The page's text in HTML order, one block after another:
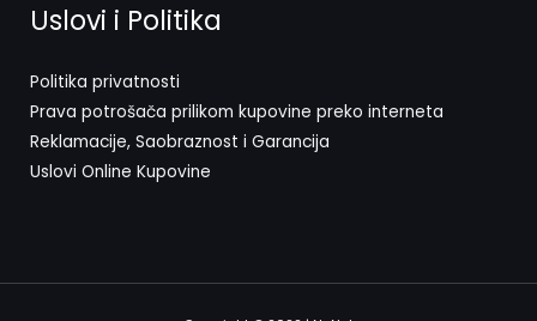
Uslovi i Politika
Politika privatnosti
Prava potrošača prilikom kupovine preko interneta
Reklamacije, Saobraznost i Garancija
Uslovi Online Kupovine